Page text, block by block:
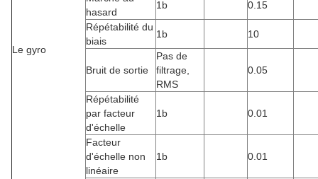
Le gyro
hasard
1b
0.15
Répétabilité du
biais
1b 10
Bruit de sortie
Pas de
filtrage,
RMS
0.05
Répétabilité
par facteur
d'échelle
1b 0.01
Facteur
d'échelle non
linéaire
1b 0.01